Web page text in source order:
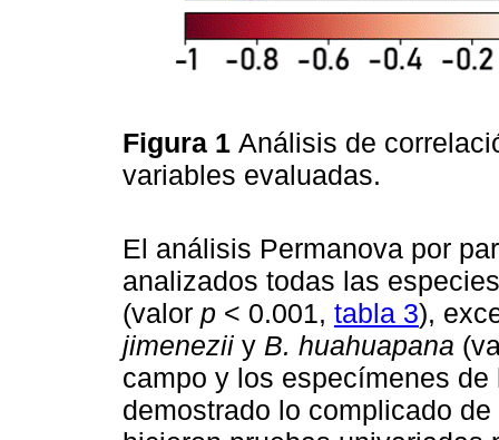
Figura 1 Análisis de
variables evaluadas.
El análisis Permanova por
analizados todas las
(valor p < 0.001, tabla 3),
jimenezii y B. huahuapana
campo y los especímenes
demostrado lo complicado